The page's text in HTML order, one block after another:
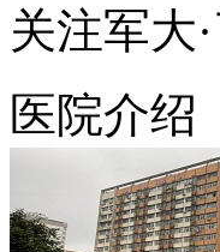
关注军大
医院介绍